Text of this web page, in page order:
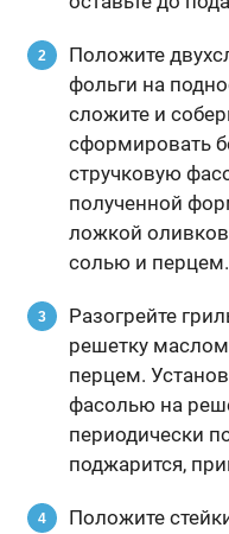
Положите
фольги на
сложите и
сформировать
стручковую
полученной
ложкой
солью и перцем.
Разогрейте
решетку
перцем.
фасолью на
периодически
поджарится,
Положите